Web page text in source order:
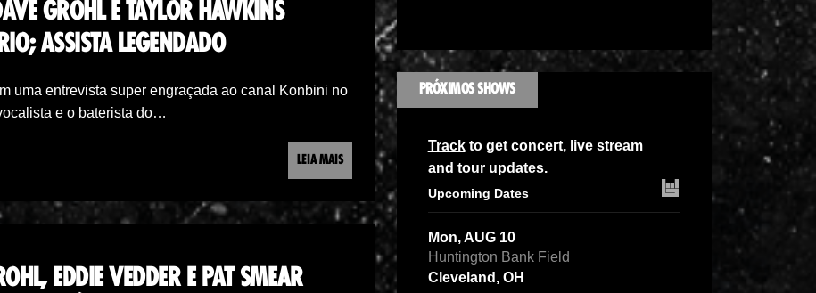
GROHL E TAYLOR HAWKINS
ASSISTA LEGENDADO
uma entrevista super engraçada ao canal Konbini no
e o baterista do…
LEIA MAIS
EDDIE VEDDER E PAT SMEAR
PRÓXIMOS SHOWS
Trackto get concert, live stream
and tour updates.
Upcoming Dates
Mon, AUG 10
Huntington Bank Field
Cleveland, OH